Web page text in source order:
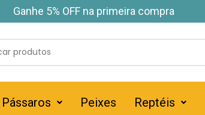
Ganhe 5% OFF na primeira compra
Pássaros Peixes Reptéis